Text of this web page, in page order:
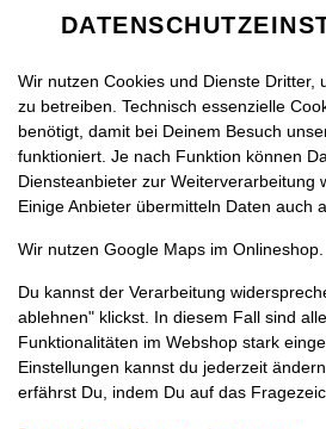
DE
DAAL
Wir nutzen Cookies und Dienste Dritter,
zu betreiben. Technisch essenzielle
benötigt, damit bei Deinem Besuch
funktioniert. Je nach Funktion können
Diensteanbieter zur Weiterverarbeitung
Einige Anbieter übermitteln Daten auch
Wir nutzen Google Maps im Onlineshop.
Du kannst der Verarbeitung
ablehnen" klickst. In diesem Fall sind
Funktionalitäten im Webshop stark
Einstellungen kannst du jederzeit
erfährst Du, indem Du auf das